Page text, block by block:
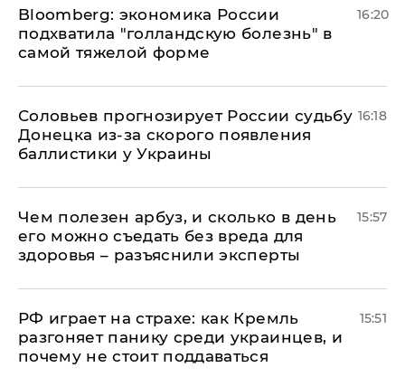
Bloomberg: экономика России
подхватила "голландскую болезнь" в
самой тяжелой форме
16:20
Соловьев прогнозирует России судьбу
Донецка из-за скорого появления
баллистики у Украины
16:18
Чем полезен арбуз, и сколько в день
его можно съедать без вреда для
здоровья – разъяснили эксперты
15:57
РФ играет на страхе: как Кремль
разгоняет панику среди украинцев, и
почему не стоит поддаваться
15:51